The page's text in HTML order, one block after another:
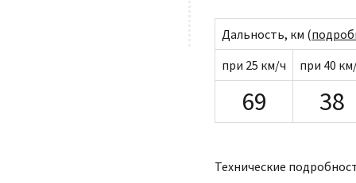
Дальность, км (
при 25 км/ч
при 40
69 38
Технические